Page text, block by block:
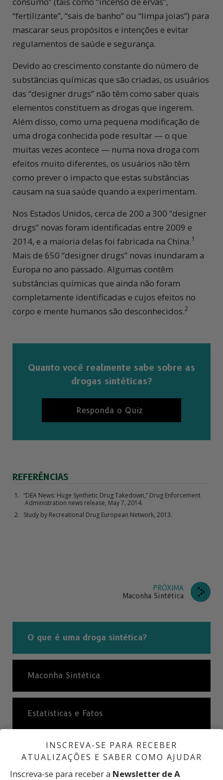
“fertilizante”, “sais de banho” ou “limpa joias”) para
mascarar seus propósitos e intenções e evitar
regulamentos de saúde e segurança.
Devido ao crescimento constante do número de
substâncias químicas que são criadas, os usuários
das “designer drugs” não têm como saber quais
elementos constituem as drogas que ingerem.
Além disso, como uma pequena modificação de
uma droga conhecida pode resultar — o que
muitas vezes acontece — numa nova droga com
efeitos muito diferentes, os usuários não têm
como prever o impacto que estas substâncias
causam na sua saúde quando a experimentam.
Nos Estados Unidos, cerca de 200 a 300 “designer
drugs” novas foram identificadas entre 2009 e
2014, e a maioria delas foi fabricada na China.1
Mais de 650 “designer drugs” novas inundaram a
Europa no ano passado. Algumas contêm
substâncias químicas que ainda não foram
completamente identificadas e cujos efeitos no
corpo e mente humanos são desconhecidos.2
Quanto você realmente sabe sobre as
drogas sintéticas?
Responda o Quiz
REFERÊNCIAS
“DEA News: Huge Synthetic Drug Takedown,” Drug Enforcement
Administration news release, May 7, 2014.
Study by Recreational Drug European Network, 2013.
PRÓXIMA
Maconha Sintética
O que é uma droga sintética?
Maconha Sintética
Estatísticas e Fatos
Efeitos de Maconha Sintética a Longo
Prazo
INSCREVA-SE PARA RECEBER
ATUALIZAÇÕES E SABER COMO AJUDAR
Inscreva-se para receber a Newsletter de A